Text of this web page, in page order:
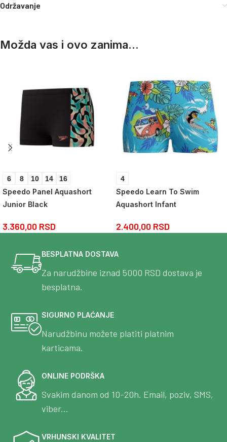
Održavanje
Možda vas i ovo zanima...
6 8 10 14 16
Speedo Panel Aquashort
Junior Black
3.360,00 RSD
4
Speedo Learn To Swim
Aquashort Infant
2.400,00 RSD
BESPLATNA DOSTAVA
Za narudžbine iznad 5000 RSD dostava je
besplatna.
SIGURNO PLAĆANJE
Narudžbinu možete platiti platnim
karticama.
ONLINE PODRŠKA
Svakim danom od 10-20h. Email, poziv, SMS,
viber...
VRHUNSKI KVALITET